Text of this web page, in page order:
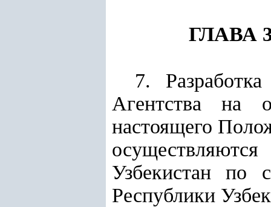
ГЛАВА
7.
Агентства на
настоящего
Узбекистан по
Республики